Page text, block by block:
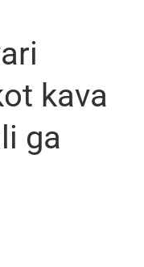
kava
ga